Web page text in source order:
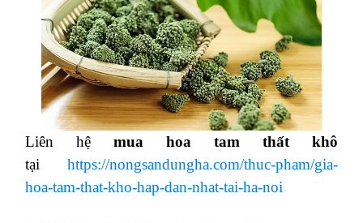
Liên hệ mua hoa tam thất khô
tại https://nongsandungha.com/thuc-pham/gia-
hoa-tam-that-kho-hap-dan-nhat-tai-ha-noi